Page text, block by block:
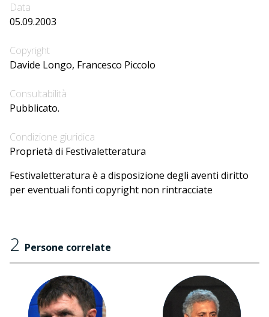
Data
05.09.2003
Copyright
Davide Longo, Francesco Piccolo
Consultabilità
Pubblicato.
Condizione giuridica
Proprietà di Festivaletteratura
Festivaletteratura è a disposizione degli aventi diritto
per eventuali fonti copyright non rintracciate
2 Persone correlate